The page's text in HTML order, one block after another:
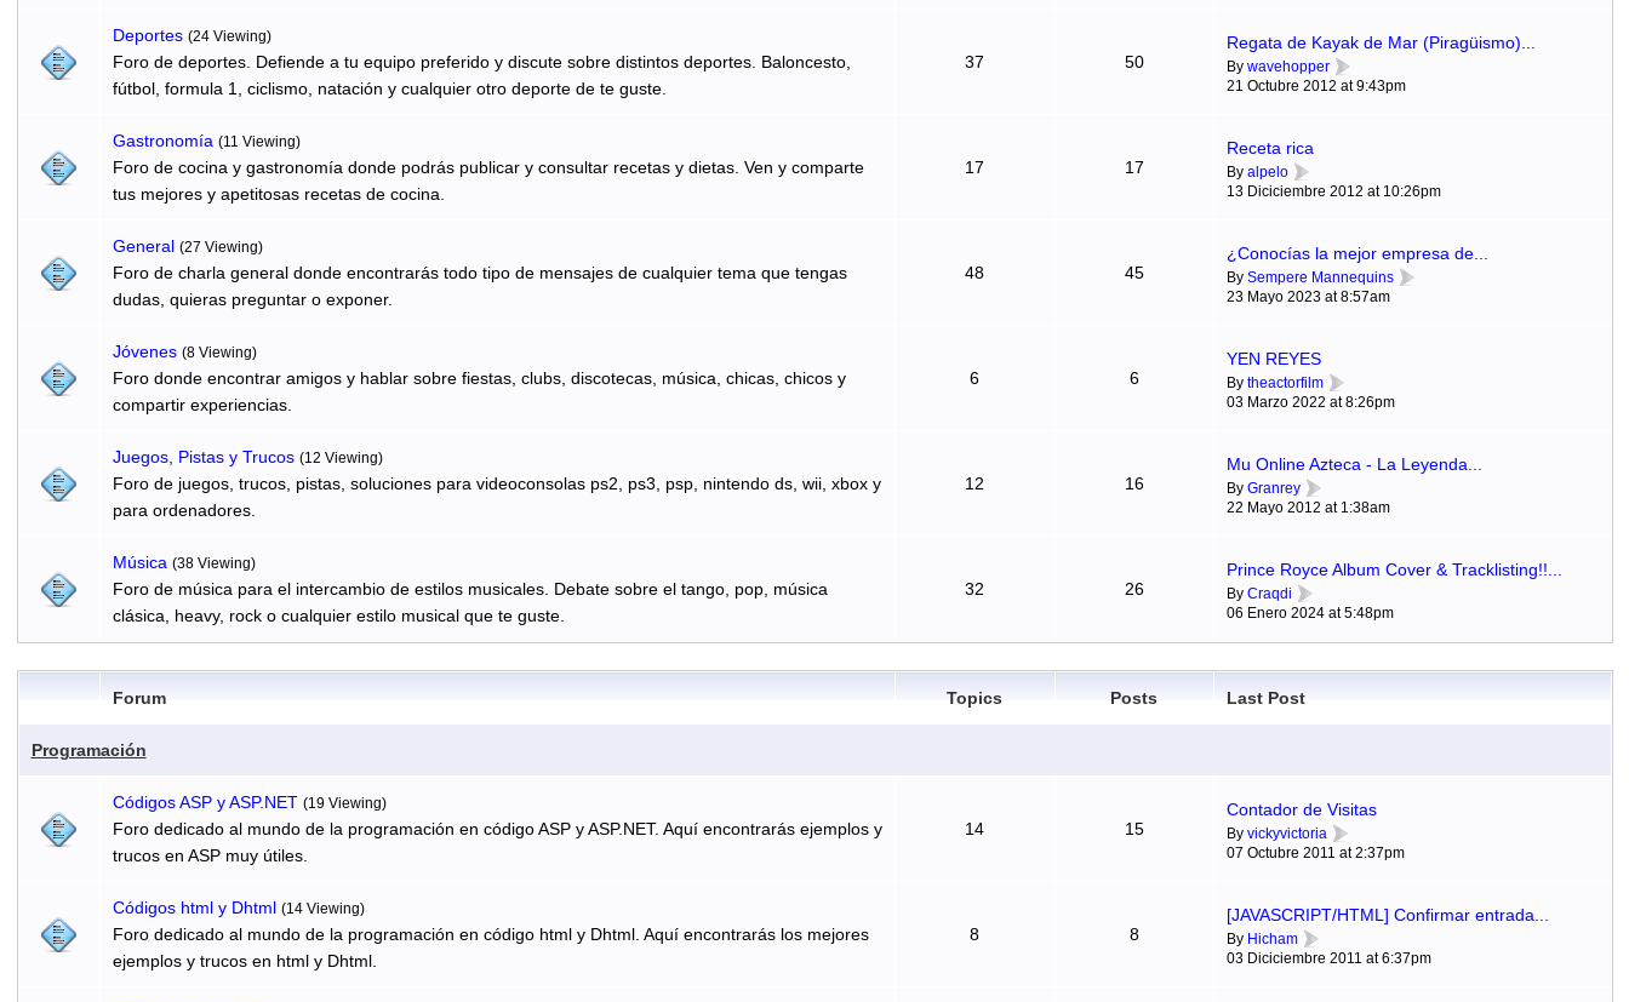
Deportes (24 Viewing)
Foro de deportes. Defiende a tu equipo preferido y discute sobre distintos deportes. Baloncesto,
fútbol, formula 1, ciclismo, natación y cualquier otro deporte de te guste.
37 50
Regata de Kayak de Mar (Piragüismo)...
By wavehopper
21 Octubre 2012 at 9:43pm
Gastronomí­a (11 Viewing)
Foro de cocina y gastronomía donde podrás publicar y consultar recetas y dietas. Ven y comparte
tus mejores y apetitosas recetas de cocina.
17 17
Receta rica
By alpelo
13 Diciciembre 2012 at 10:26pm
General (27 Viewing)
Foro de charla general donde encontrarás todo tipo de mensajes de cualquier tema que tengas
dudas, quieras preguntar o exponer.
48 45
¿Conocías la mejor empresa de...
By Sempere Mannequins
23 Mayo 2023 at 8:57am
Jóvenes (8 Viewing)
Foro donde encontrar amigos y hablar sobre fiestas, clubs, discotecas, música, chicas, chicos y
compartir experiencias.
6 6
YEN REYES
By theactorfilm
03 Marzo 2022 at 8:26pm
Juegos, Pistas y Trucos (12 Viewing)
Foro de juegos, trucos, pistas, soluciones para videoconsolas ps2, ps3, psp, nintendo ds, wii, xbox y
para ordenadores.
12 16
Mu Online Azteca - La Leyenda...
By Granrey
22 Mayo 2012 at 1:38am
Música (38 Viewing)
Foro de música para el intercambio de estilos musicales. Debate sobre el tango, pop, música
clásica, heavy, rock o cualquier estilo musical que te guste.
32 26
Prince Royce Album Cover & Tracklisting!!...
By Craqdi
06 Enero 2024 at 5:48pm
Forum Topics Posts Last Post
Programación
Códigos ASP y ASP.NET (19 Viewing)
Foro dedicado al mundo de la programación en código ASP y ASP.NET. Aquí encontrarás ejemplos y
trucos en ASP muy útiles.
14 15
Contador de Visitas
By vickyvictoria
07 Octubre 2011 at 2:37pm
Códigos html y Dhtml (14 Viewing)
Foro dedicado al mundo de la programación en código html y Dhtml. Aquí encontrarás los mejores
ejemplos y trucos en html y Dhtml.
8 8
[JAVASCRIPT/HTML] Confirmar entrada...
By Hicham
03 Diciciembre 2011 at 6:37pm